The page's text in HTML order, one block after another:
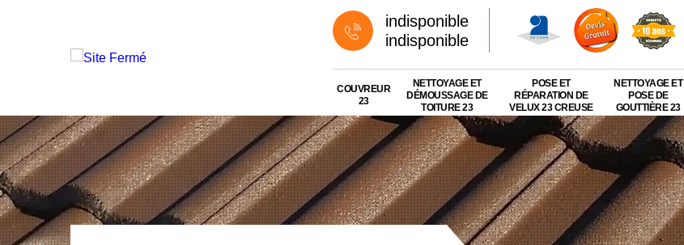
indisponible
indisponible
COUVREUR
23
NETTOYAGE ET
DÉMOUSSAGE DE
TOITURE 23
POSE ET
RÉPARATION DE
VELUX 23 CREUSE
NETTOYAGE ET
POSE DE
GOUTTIÈRE 23